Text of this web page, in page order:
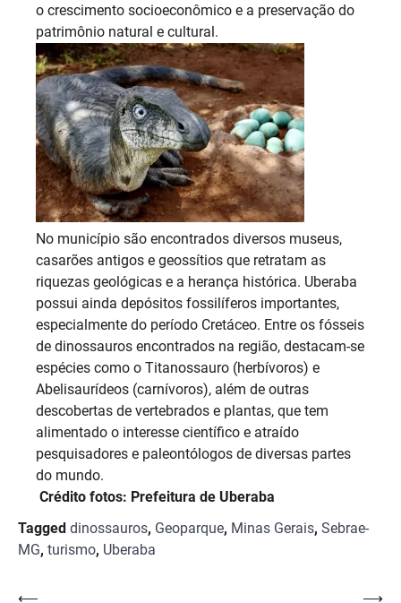
o crescimento socioeconômico e a preservação do
patrimônio natural e cultural.
No município são encontrados diversos museus,
casarões antigos e geossítios que retratam as
riquezas geológicas e a herança histórica. Uberaba
possui ainda depósitos fossilíferos importantes,
especialmente do período Cretáceo. Entre os fósseis
de dinossauros encontrados na região, destacam-se
espécies como o Titanossauro (herbívoros) e
Abelisaurídeos (carnívoros), além de outras
descobertas de vertebrados e plantas, que tem
alimentado o interesse científico e atraído
pesquisadores e paleontólogos de diversas partes
do mundo.
Crédito fotos: Prefeitura de Uberaba
Tagged dinossauros, Geoparque, Minas Gerais, Sebrae-
MG, turismo, Uberaba
⟵ ⟶